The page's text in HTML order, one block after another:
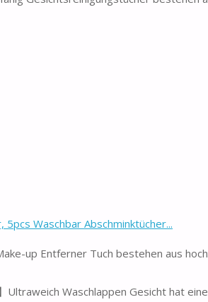
Waschbar Abschminktücher...
up Entferner Tuch bestehen aus
Ultraweich Waschlappen Gesicht hat